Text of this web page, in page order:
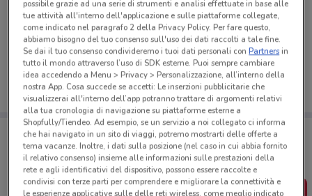
Ci dispiace, al momento non abbiamo pubblicato
volantini nella tua zona. Riprova più tardi.
Porta DoveConviene sempre con te!
Puoi trovare le migliori offerte dei negozi vicino a te,
salvarle e creare la tua lista del risparmio, comodamente
dal tuo cellulare.
SCARICA L’APP
possibile grazie ad una serie di strumenti e analisi effettuate in base alle
tue attività all'interno dell'applicazione e sulle piattaforme collegate,
come indicato nel paragrafo 2 della Privacy Policy. Per fare questo,
abbiamo bisogno del tuo consenso sull'uso dei dati raccolti a tale fine.
Se dai il tuo consenso condivideremo i tuoi dati personali conPartnersin
tutto il mondo attraverso l’uso di SDK esterne. Puoi sempre cambiare
idea accedendo a Menu > Privacy > Personalizzazione, all’interno della
nostra App. Cosa succede se accetti: Le inserzioni pubblicitarie che
visualizzerai all'interno dell’app potranno trattare di argomenti relativi
alla tua cronologia di navigazione su piattaforme esterne a
Shopfully/Tiendeo. Ad esempio, se un servizio a noi collegato ci informa
che hai navigato in un sito di viaggi, potremo mostrarti delle offerte a
tema vacanze. Inoltre, i dati sulla posizione (nel caso in cui abbia fornito
il relativo consenso) insieme alle informazioni sulle prestazioni della
rete e agli identificativi del dispositivo, possono essere raccolte e
condivisi con terze parti per comprendere e migliorare la connettività e
le esperienze applicative sulle delle reti wireless, come meglio indicato